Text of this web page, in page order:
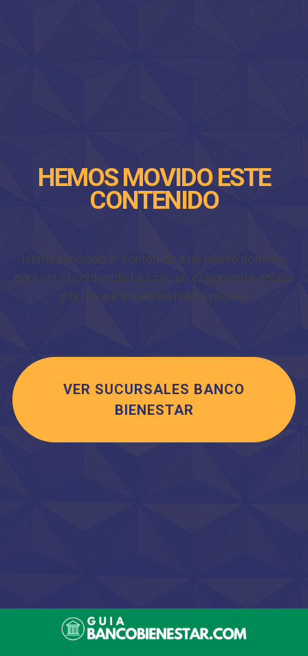
HEMOS MOVIDO ESTE
CONTENIDO
Hemos movido el contenido a un nuevo dominio,
para ver el contenido haz clic en el siguiente enlace
y te llevará a nuestra nueva página.
VER SUCURSALES BANCO
BIENESTAR